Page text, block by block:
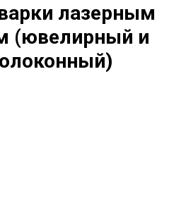
лазерным
(ювелирный и